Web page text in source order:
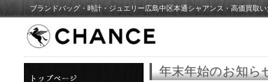
ブランドバッグ・時計・ジュエリー広島中区本通シャアンス・高価買取
年末年始のお知ら